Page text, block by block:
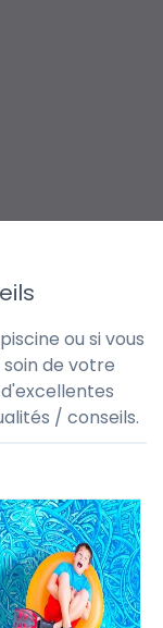
ou si vous
de votre
/ conseils.